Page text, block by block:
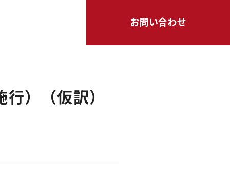
お問い合わせ
）（仮訳）